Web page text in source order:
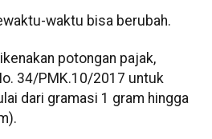
waktu bisa berubah.
potongan pajak,
34/PMK.10/2017 untuk
dari gramasi 1 gram hingga